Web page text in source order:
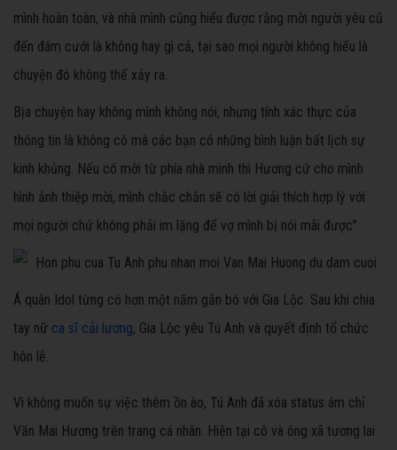
mình hoàn toàn, và nhà mình cũng hiểu được rằng mời người yêu cũ
đến đám cưới là không hay gì cả, tại sao mọi người không hiểu là
chuyện đó không thể xảy ra.
Bịa chuyện hay không mình không nói, nhưng tính xác thực của
thông tin là không có mà các bạn có những bình luận bất lịch sự
kinh khủng. Nếu có mời từ phía nhà mình thì Hương cứ cho mình
hình ảnh thiệp mời, mình chắc chắn sẽ có lời giải thích hợp lý với
mọi người chứ không phải im lặng để vợ mình bị nói mãi được".
Á quân Idol từng có hơn một năm gắn bó với Gia Lộc. Sau khi chia
tay nữ ca sĩ cải lương, Gia Lộc yêu Tú Anh và quyết định tổ chức
hôn lễ.
Vì không muốn sự việc thêm ồn ào, Tú Anh đã xóa status ám chỉ
Văn Mai Hương trên trang cá nhân. Hiện tại cô và ông xã tương lai